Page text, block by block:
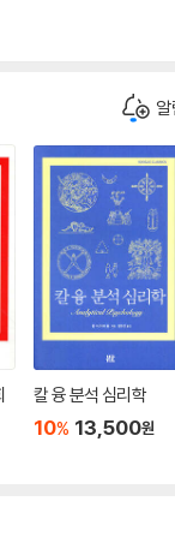
칼 융 분석 심리학
10% 13,500원